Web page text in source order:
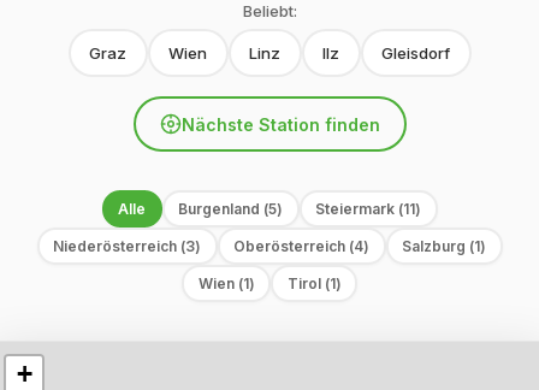
Beliebt:
Graz Wien Linz Ilz Gleisdorf
Nächste Station finden
Alle Burgenland (5) Steiermark (11)
Niederösterreich (3) Oberösterreich (4) Salzburg (1)
Wien (1) Tirol (1)
+